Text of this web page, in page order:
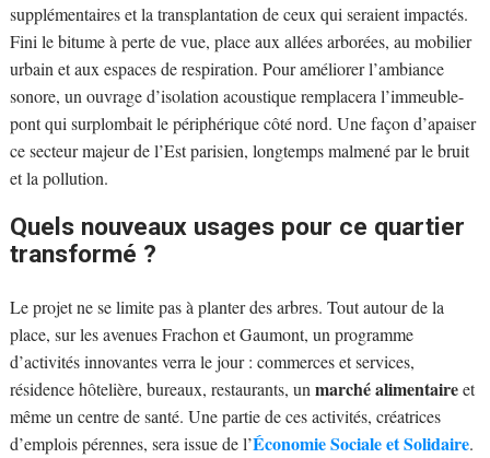
supplémentaires et la transplantation de ceux qui seraient impactés.
Fini le bitume à perte de vue, place aux allées arborées, au mobilier
urbain et aux espaces de respiration. Pour améliorer l’ambiance
sonore, un ouvrage d’isolation acoustique remplacera l’immeuble-
pont qui surplombait le périphérique côté nord. Une façon d’apaiser
ce secteur majeur de l’Est parisien, longtemps malmené par le bruit
et la pollution.
Quels nouveaux usages pour ce quartier
transformé ?
Le projet ne se limite pas à planter des arbres. Tout autour de la
place, sur les avenues Frachon et Gaumont, un programme
d’activités innovantes verra le jour : commerces et services,
résidence hôtelière, bureaux, restaurants, un marché alimentaireet
même un centre de santé. Une partie de ces activités, créatrices
d’emplois pérennes, sera issue de l’Économie Sociale et Solidaire.